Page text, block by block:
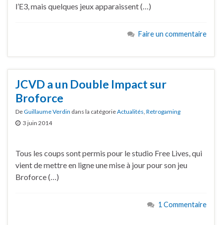
l’E3, mais quelques jeux apparaissent (…)
Faire un commentaire
JCVD a un Double Impact sur
Broforce
DeGuillaume Verdin dans la catégorieActualités Retrogaming
3 juin 2014
Tous les coups sont permis pour le studio Free Lives, qui
vient de mettre en ligne une mise à jour pour son jeu
Broforce (…)
1 Commentaire